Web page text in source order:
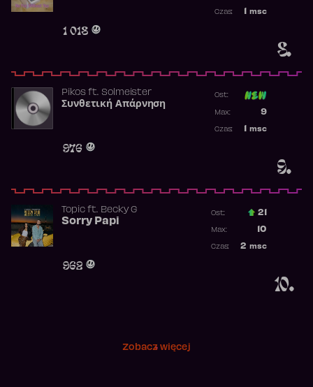
8.
1 018
msc
Czas:
9.
Pikosft. Solmeister
Συνθετική Απάρνηση
976
Ost:
9
Max:
msc
Czas:
10.
Topicft. Becky G
Sorry Papi
962
Ost.: 21
10
Max:
2 msc
Czas:
Zobacz więcej